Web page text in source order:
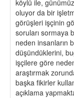
köylü ile,
oluyor da bir
görüşleri işçinin
soruları sormaya
neden insanların
düşündüklerini,
işçilere göre
araştırmak
başka fikirler
açıklama